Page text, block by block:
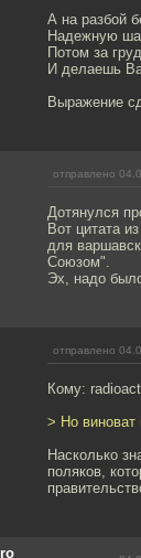
А на разбой
Надежную
Потом за
И делаешь
Выражение
отправлено
Дотянулся
Вот цитата
для
Союзом".
Эх, надо
отправлено
Кому:
> Но виноват
Насколько
поляков,